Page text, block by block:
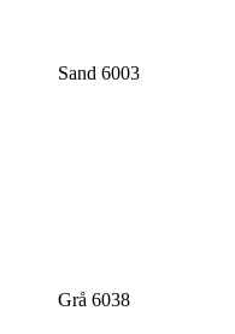
Sand 6003
Grå 6038